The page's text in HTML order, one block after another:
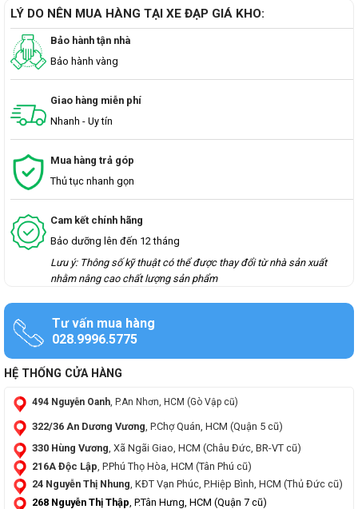
LÝ DO NÊN MUA HÀNG TẠI XE ĐẠP GIÁ KHO:
Bảo hành tận nhà
Bảo hành vàng
Giao hàng miễn phí
Nhanh - Uy tín
Mua hàng trả góp
Thủ tục nhanh gọn
Cam kết chính hãng
Bảo dưỡng lên đến 12 tháng
Lưu ý: Thông số kỹ thuật có thể được thay đổi từ nhà sản xuất
nhằm nâng cao chất lượng sản phẩm
Tư vấn mua hàng
028.9996.5775
HỆ THỐNG CỬA HÀNG
494 Nguyễn Oanh , P.An Nhơn, HCM (Gò Vập cũ)
322/36 An Dương Vương , P.Chợ Quán, HCM (Quận 5 cũ)
330 Hùng Vương, Xã Ngãi Giao, HCM (Châu Đức, BR-VT cũ)
216A Độc Lập , P.Phú Thọ Hòa, HCM (Tân Phú cũ)
24 Nguyễn Thị Nhung, KĐT Vạn Phúc, P.Hiệp Bình, HCM (Thủ Đức cũ)
268 Nguyễn Thị Thập , P.Tân Hưng, HCM (Quận 7 cũ)